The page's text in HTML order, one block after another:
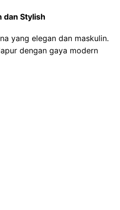
dan Stylish
yang elegan dan maskulin.
dengan gaya modern